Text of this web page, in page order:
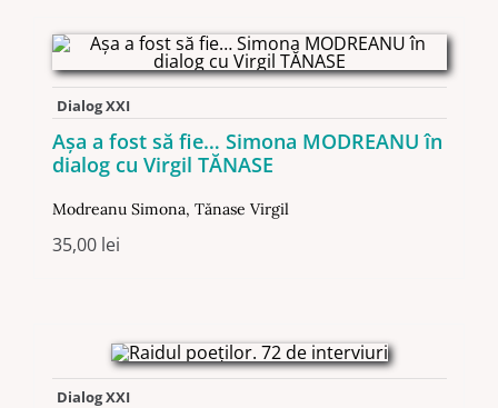
Dialog XXI
Aşa a fost să fie… Simona MODREANU în
dialog cu Virgil TĂNASE
Modreanu Simona, Tănase Virgil
35,00 lei
Dialog XXI